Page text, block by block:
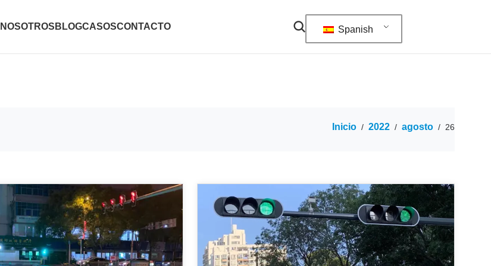
NOSOTROS BLOGCASOSCONTACTO Spanish
Inicio / 2022 / agosto / 26